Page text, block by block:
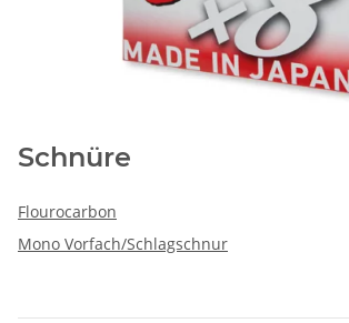
Schnüre
Flourocarbon
Mono Vorfach/Schlagschnur